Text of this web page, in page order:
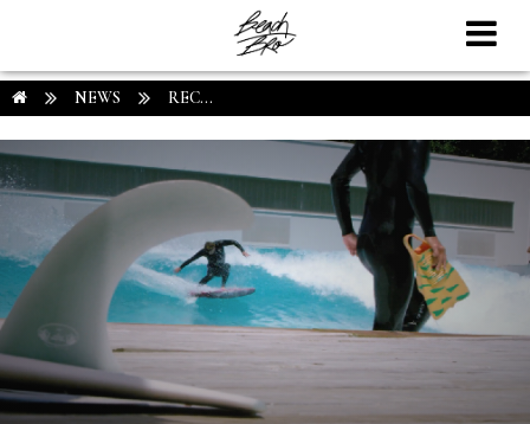
NEWS REC...